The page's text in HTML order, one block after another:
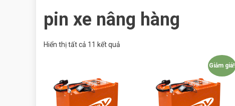
pin xe nâng hàng
Hiển thị tất cả 11 kết quả
Giảm giá!